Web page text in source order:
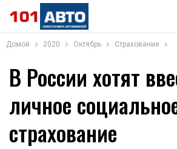
Домой 2020 Октябрь Страхование
В России хотят
личное
страхование